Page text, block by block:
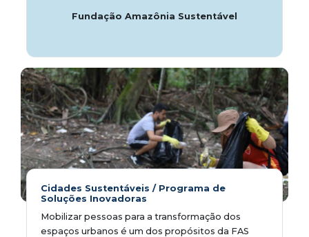
Fundação Amazônia Sustentável
Cidades Sustentáveis / Programa de
Soluções Inovadoras
Mobilizar pessoas para a transformação dos
espaços urbanos é um dos propósitos da FAS